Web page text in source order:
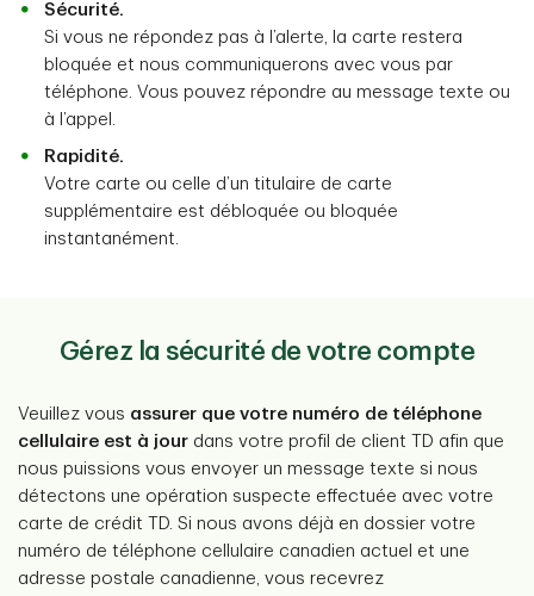
Sécurité.
Si vous ne répondez pas à l’alerte, la carte restera
bloquée et nous communiquerons avec vous par
téléphone. Vous pouvez répondre au message texte ou
à l’appel.
Rapidité.
Votre carte ou celle d’un titulaire de carte
supplémentaire est débloquée ou bloquée
instantanément.
Gérez la sécurité de votre compte
Veuillez vous assurer que votre numéro de téléphone
cellulaire est à jour dans votre profil de client TD afin que
nous puissions vous envoyer un message texte si nous
détectons une opération suspecte effectuée avec votre
carte de crédit TD. Si nous avons déjà en dossier votre
numéro de téléphone cellulaire canadien actuel et une
adresse postale canadienne, vous recevrez